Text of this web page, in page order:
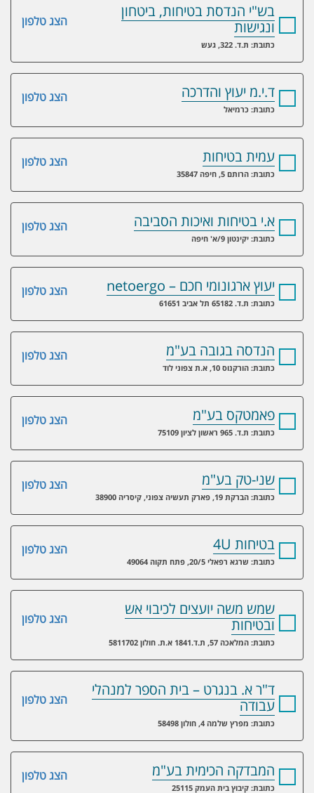
הצג טלפון
בש"י הנדסת בטיחות, ביטחון
ונגישות
כתובת: ת.ד. 322, געש
הצג טלפון ד.י.מ יעוץ והדרכה
כתובת: כרמיאל
הצג טלפון עמית בטיחות
כתובת: הרותם 5, חיפה 35847
הצג טלפון א.י בטיחות ואיכות הסביבה
כתובת: יקינטון 9/א' חיפה
הצג טלפון יעוץ ארגונומי חכם – netoergo
כתובת: ת.ד. 65182 תל אביב 61651
הצג טלפון הנדסה בגובה בע"מ
כתובת: הורקנוס 10, א.ת צפוני לוד
הצג טלפון פאמטקס בע"מ
כתובת: ת.ד. 965 ראשון לציון 75109
הצג טלפון שני-טק בע"מ
כתובת: הברקת 19, פארק תעשיה צפוני, קיסריה 38900
הצג טלפון בטיחות 4U
כתובת: שרגא רפאלי 20/5, פתח תקוה 49064
הצג טלפון
שמש משה יועצים לכיבוי אש
ובטיחות
כתובת: המלאכה 57, ת.ד.1841 א.ת. חולון 5811702
הצג טלפון
ד"ר א. בנגרט – בית הספר למנהלי
עבודה
כתובת: מפרץ שלמה 4, חולון 58498
הצג טלפון המבדקה הכימית בע"מ
כתובת: קיבוץ בית העמק 25115